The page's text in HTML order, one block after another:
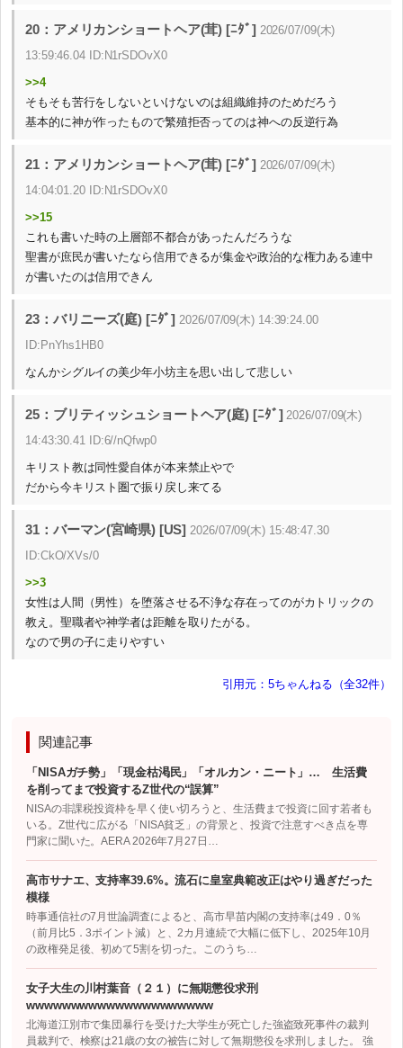
20：アメリカンショートヘア(茸) [ﾆﾀﾞ] 2026/07/09(木)
13:59:46.04 ID:N1rSDOvX0
>>4
そもそも苦行をしないといけないのは組織維持のためだろう
基本的に神が作ったもので繁殖拒否ってのは神への反逆行為
21：アメリカンショートヘア(茸) [ﾆﾀﾞ] 2026/07/09(木)
14:04:01.20 ID:N1rSDOvX0
>>15
これも書いた時の上層部不都合があったんだろうな
聖書が庶民が書いたなら信用できるが集金や政治的な権力ある連中
が書いたのは信用できん
23：バリニーズ(庭) [ﾆﾀﾞ] 2026/07/09(木) 14:39:24.00
ID:PnYhs1HB0
なんかシグルイの美少年小坊主を思い出して悲しい
25：ブリティッシュショートヘア(庭) [ﾆﾀﾞ] 2026/07/09(木)
14:43:30.41 ID:6//nQfwp0
キリスト教は同性愛自体が本来禁止やで
だから今キリスト圏で振り戻し来てる
31：バーマン(宮崎県) [US] 2026/07/09(木) 15:48:47.30
ID:CkO/XVs/0
>>3
女性は人間（男性）を堕落させる不浄な存在ってのがカトリックの
教え。聖職者や神学者は距離を取りたがる。
なので男の子に走りやすい
引用元：5ちゃんねる（全32件）
関連記事
「NISAガチ勢」「現金枯渇民」「オルカン・ニート」… 生活費
を削ってまで投資するZ世代の“誤算”
NISAの非課税投資枠を早く使い切ろうと、生活費まで投資に回す若者も
いる。Z世代に広がる「NISA貧乏」の背景と、投資で注意すべき点を専
門家に聞いた。AERA 2026年7月27日…
高市サナエ、支持率39.6%。流石に皇室典範改正はやり過ぎだった
模様
時事通信社の7月世論調査によると、高市早苗内閣の支持率は49．0％
（前月比5．3ポイント減）と、2カ月連続で大幅に低下し、2025年10月
の政権発足後、初めて5割を切った。このうち…
女子大生の川村葉音（２１）に無期懲役求刑
wwwwwwwwwwwwwwwwwwwww
北海道江別市で集団暴行を受けた大学生が死亡した強盗致死事件の裁判
員裁判で、検察は21歳の女の被告に対して無期懲役を求刑しました。 強